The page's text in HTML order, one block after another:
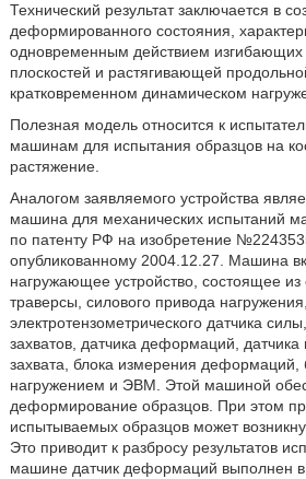
Технический результат заключается в
деформированного состояния,
одновременным действием изгибающих
плоскостей и растягивающей
кратковременном динамическом
Полезная модель относится к
машинам для испытания образцов на
растяжение.
Аналогом заявляемого устройства
машина для механических испытаний
по патенту РФ на изобретение
опубликованному 2004.12.27. Машина
нагружающее устройство, состоящее из
траверсы, силового привода нагружения,
электротензометрического датчика
захватов, датчика деформаций,
захвата, блока измерения деформаций,
нагружением и ЭВМ. Этой машиной
деформирование образцов. При этом
испытываемых образцов может
Это приводит к разбросу результатов
машине датчик деформаций выполнен в